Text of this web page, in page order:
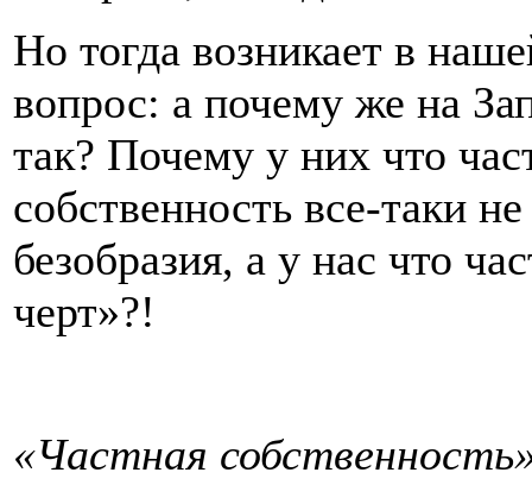
Но тогда возникает в
вопрос: а почему же на
так? Почему у них что
собственность все-таки
безобразия, а у нас что
черт»?!
«Частная